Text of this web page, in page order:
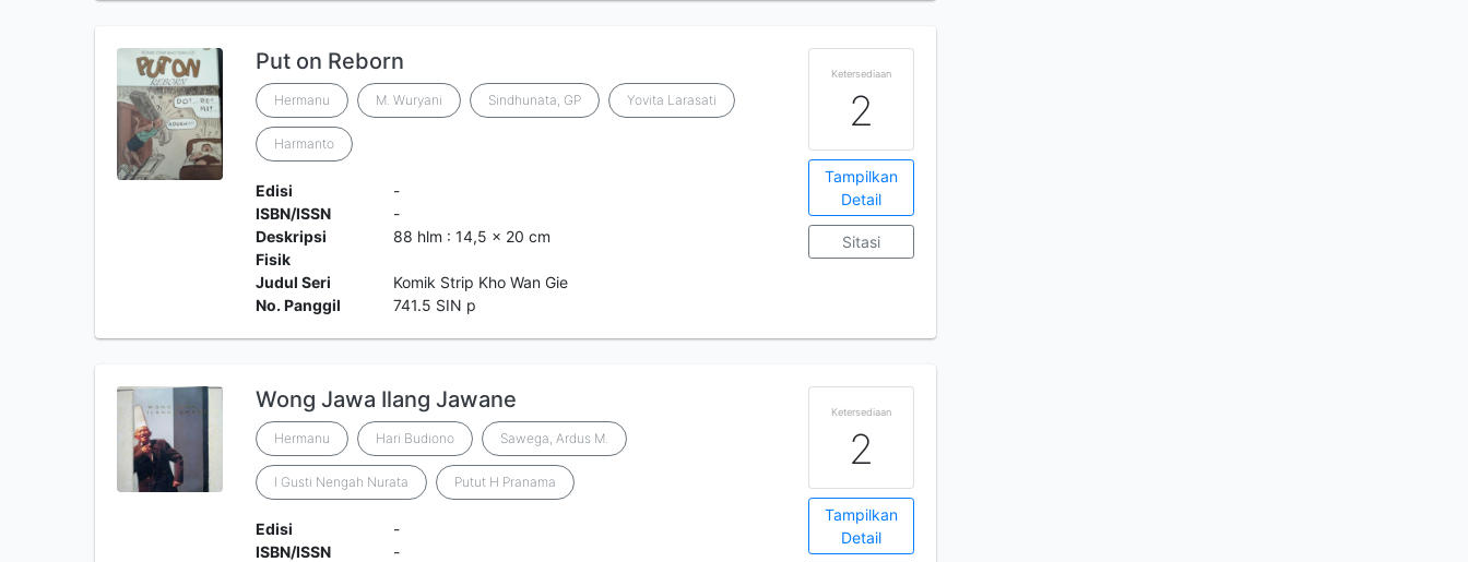
Put on Reborn
Hermanu M. Wuryani Sindhunata, GP Yovita Larasati
Harmanto
Edisi
-
ISBN/ISSN
-
Deskripsi
Fisik
88 hlm : 14,5 x 20 cm
Judul Seri
Komik Strip Kho Wan Gie
No. Panggil
741.5 SIN p
Ketersediaan
2
Tampilkan
Detail
Sitasi
Wong Jawa Ilang Jawane
Hermanu Hari Budiono Sawega, Ardus M.
I Gusti Nengah Nurata Putut H Pranama
Edisi
-
ISBN/ISSN
-
Ketersediaan
2
Tampilkan
Detail